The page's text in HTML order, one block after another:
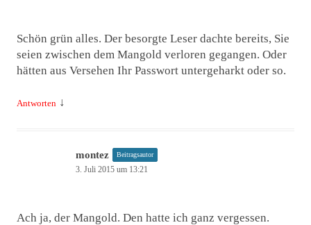
Schön grün alles. Der besorgte Leser dachte bereits, Sie
seien zwischen dem Mangold verloren gegangen. Oder
hätten aus Versehen Ihr Passwort untergeharkt oder so.
Antworten ↓
montez Beitragsautor
3. Juli 2015 um 13:21
Ach ja, der Mangold. Den hatte ich ganz vergessen.